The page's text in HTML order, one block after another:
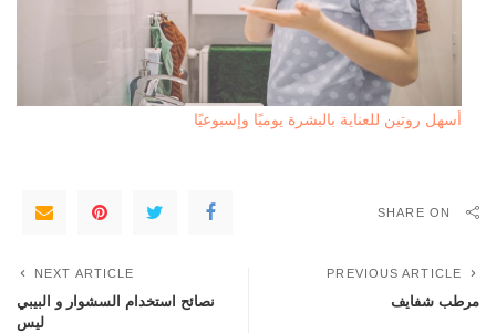
أسهل روتين للعناية بالبشرة يوميًا وإسبوعيًا
SHARE ON
PREVIOUS ARTICLE
مرطب شفايف
NEXT ARTICLE
نصائح استخدام السشوار و البيبي
ليس